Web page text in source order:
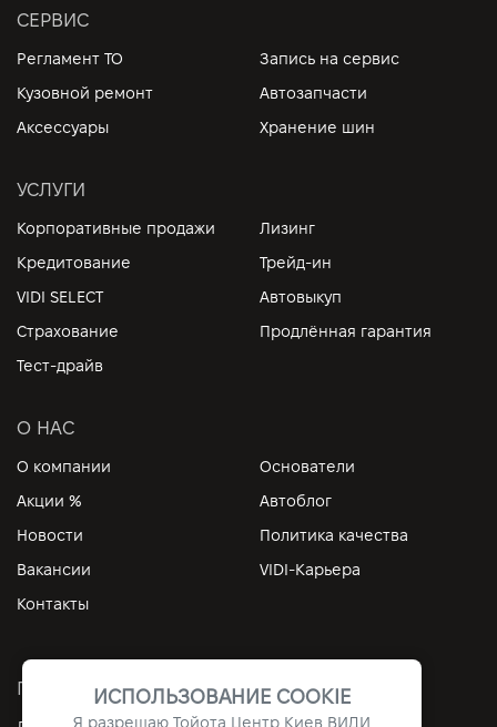
СЕРВИС
Регламент ТО
Запись на сервис
Кузовной ремонт
Автозапчасти
Аксессуары
Хранение шин
УСЛУГИ
Корпоративные продажи
Лизинг
Кредитование
Трейд-ин
VIDI SELECT
Автовыкуп
Страхование
Продлённая гарантия
Тест-драйв
О НАС
О компании
Основатели
Акции %
Автоблог
Новости
Политика качества
Вакансии
VIDI-Карьера
Контакты
ПОЛЕЗНЫЕ ССЫЛКИ
ИСПОЛЬЗОВАНИЕ COOKIE
Я разрешаю Тойота Центр Киев ВИДИ